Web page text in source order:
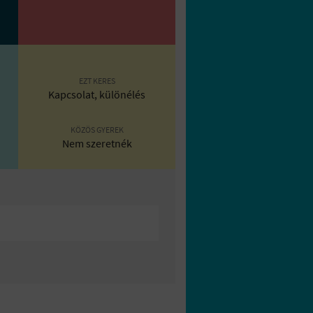
EZT KERES
Kapcsolat, különélés
KÖZÖS GYEREK
Nem szeretnék